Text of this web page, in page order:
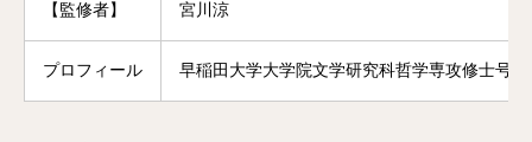
【監修者】 宮川涼
プロフィール 早稲田大学大学院文学研究科哲学専攻修士号